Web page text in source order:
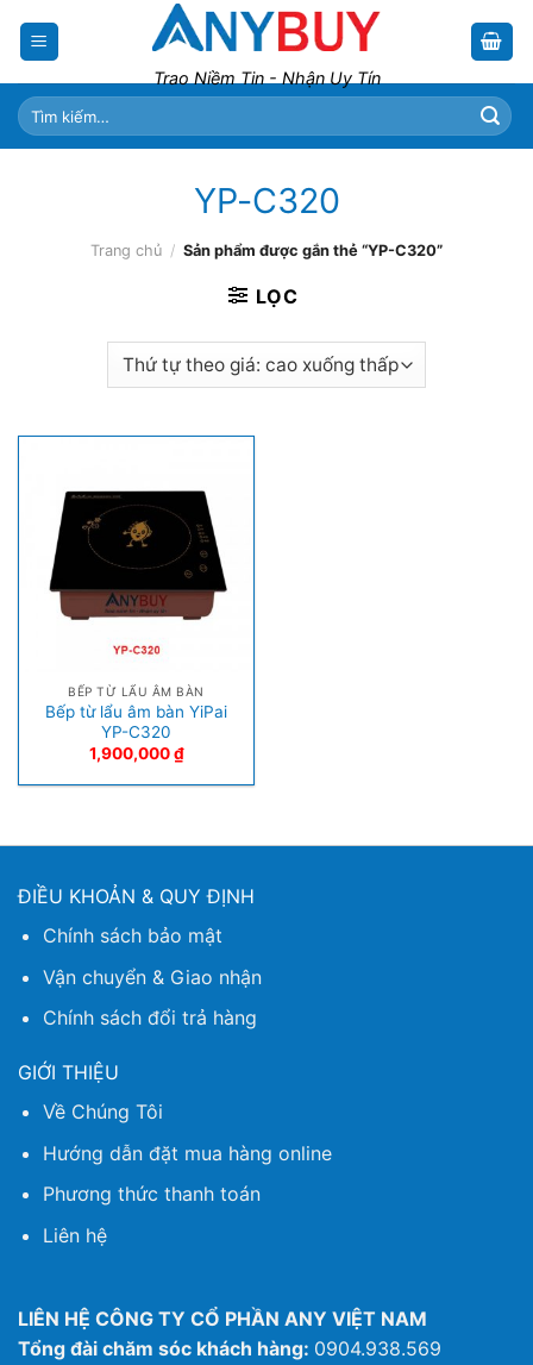
Trao Niềm Tin - Nhận Uy Tín
Tìm
kiếm:
YP-C320
Trang chủ / Sản phẩm được gắn thẻ “YP-C320”
LỌC
BẾP TỪ LẨU ÂM BÀN
Bếp từ lẩu âm bàn YiPai
YP-C320
1,900,000₫
ĐIỀU KHOẢN & QUY ĐỊNH
Chính sách bảo mật
Vận chuyển & Giao nhận
Chính sách đổi trả hàng
GIỚI THIỆU
Về Chúng Tôi
Hướng dẫn đặt mua hàng online
Phương thức thanh toán
Liên hệ
LIÊN HỆ CÔNG TY CỔ PHẦN ANY VIỆT NAM
Tổng đài chăm sóc khách hàng: 0904.938.569